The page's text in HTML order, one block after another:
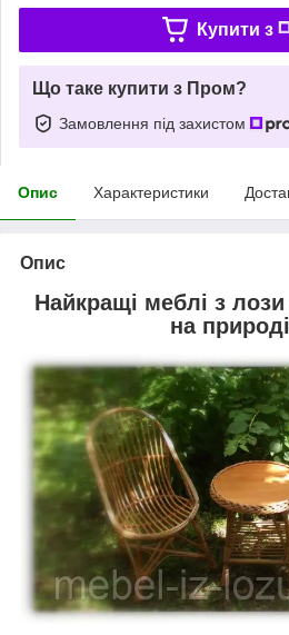
Купити з
Що таке купити з Пром?
Замовлення під захистом
Опис Характеристики
Опис
Найкращі меблі з
на